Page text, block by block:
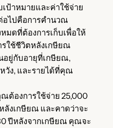
เป้าหมายและค่าใช้จ่าย
อไปคือการคำนวณ
มดที่ต้องการเก็บเพื่อให้
รใช้ชีวิตหลังเกษียณ
อยู่กับอายุที่เกษียณ,
วัง, และรายได้ที่คุณ
ณต้องการใช้จ่าย 25,000
ลังเกษียณ และคาดว่าจะ
ปีหลังจากเกษียณ คุณจะ